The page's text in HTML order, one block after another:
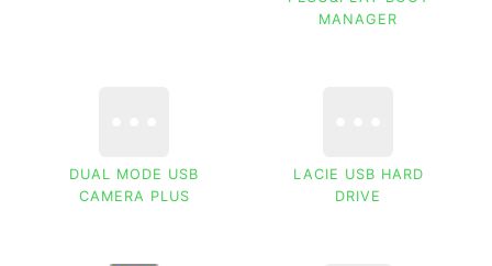
MANAGER
DUAL MODE USB
CAMERA PLUS
LACIE USB HARD
DRIVE